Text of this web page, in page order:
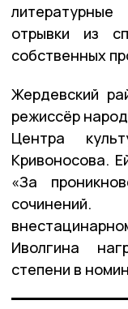
отрывки из
собственных
Жердевский
режиссёр
Центра
Кривоносова.
«За
Иволгина
степени в